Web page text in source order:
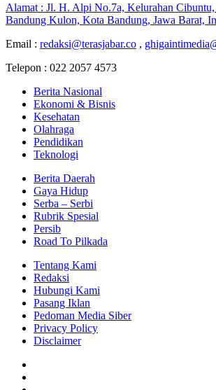
Alamat : Jl. H. Alpi No.7a, Kelurahan Cibuntu,
Bandung Kulon, Kota Bandung, Jawa Barat,
Email : redaksi@terasjabar.co ,
Telepon : 022 2057 4573
Berita Nasional
Ekonomi & Bisnis
Kesehatan
Olahraga
Pendidikan
Teknologi
Berita Daerah
Gaya Hidup
Serba – Serbi
Rubrik Spesial
Persib
Road To Pilkada
Tentang Kami
Redaksi
Hubungi Kami
Pasang Iklan
Pedoman Media Siber
Privacy Policy
Disclaimer